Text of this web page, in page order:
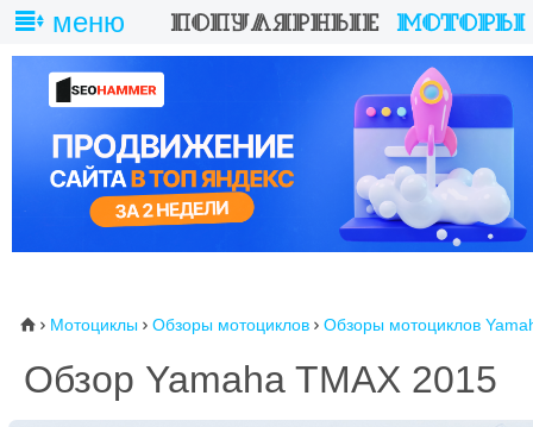
меню
⌂  Мотоциклы  Обзоры мотоциклов  Обзоры мотоциклов
Обзор Yamaha TMAX 2015